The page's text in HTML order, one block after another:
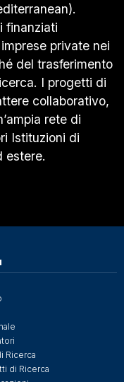
finanziati
private nei
del trasferimento
I progetti di
collaborativo,
rete di
Istituzioni di
estere.
Ricerca
di Ricerca